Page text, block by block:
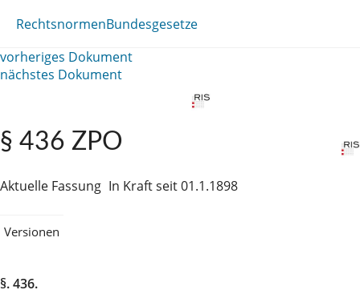
RechtsnormenBundesgesetze
vorheriges Dokument
nächstes Dokument
§ 436 ZPO
Aktuelle Fassung In Kraft seit 01.1.1898
Versionen
§. 436.